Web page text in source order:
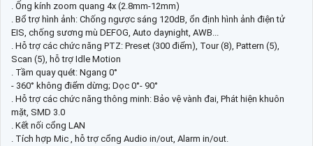
. Ống kính zoom quang 4x (2.8mm-12mm)
. Bổ trợ hình ảnh: Chống ngược sáng 120dB, ổn định hình ảnh điện tử
EIS, chống sương mù DEFOG, Auto daynight, AWB...
. Hỗ trợ các chức năng PTZ: Preset (300 điểm), Tour (8), Pattern (5),
Scan (5), hỗ trợ Idle Motion
. Tầm quay quét: Ngang 0°
- 360° không điểm dừng; Dọc 0°- 90°
. Hỗ trợ các chức năng thông minh: Bảo vệ vành đai, Phát hiện khuôn
mặt, SMD 3.0
. Kết nối cổng LAN
. Tích hợp Mic , hỗ trợ cổng Audio in/out, Alarm in/out.